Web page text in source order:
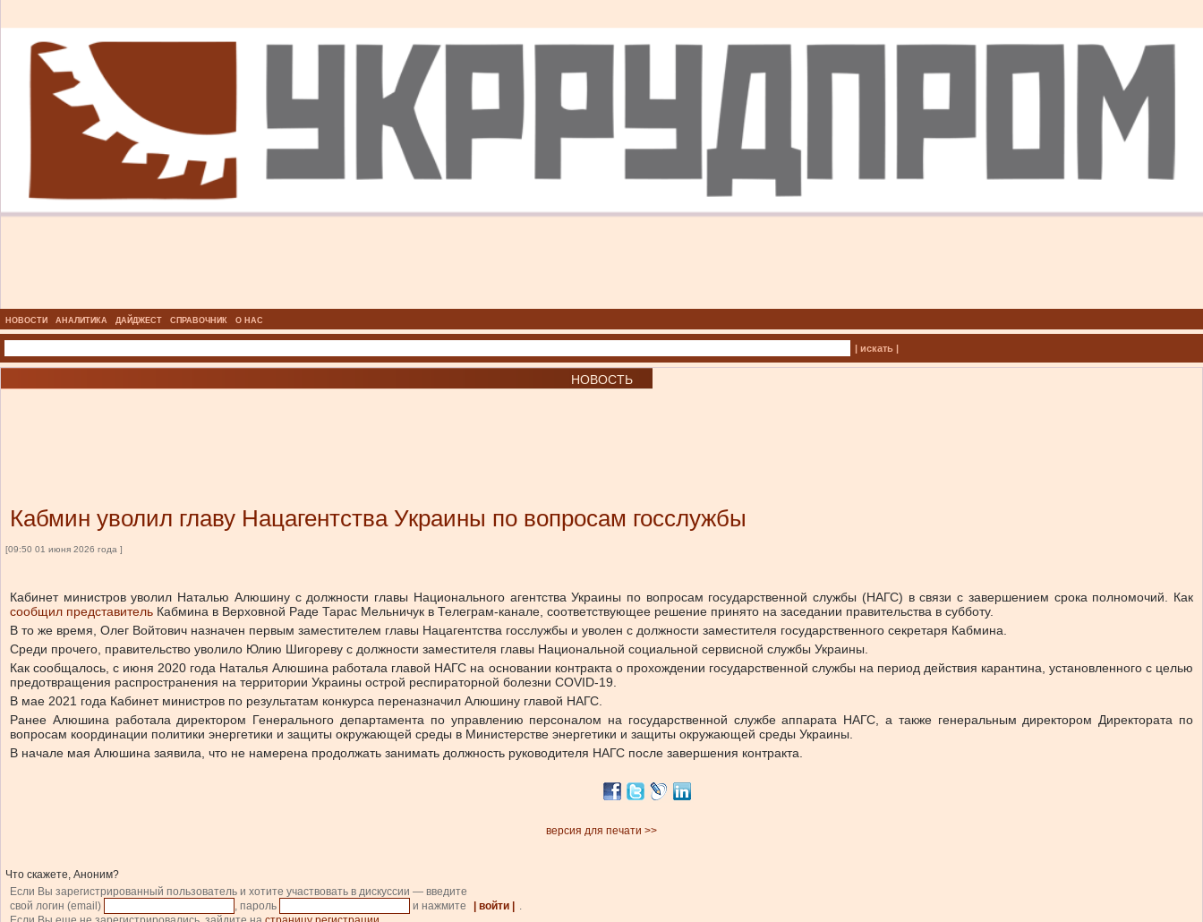
НОВОСТИ АНАЛИТИКА ДАЙДЖЕСТ СПРАВОЧНИК О НАС
| искать |
НОВОСТЬ
Кабмин уволил главу Нацагентства Украины по вопросам госслужбы
[09:50 01 июня 2026 года ]
Кабинет министров уволил Наталью Алюшину с должности главы Национального агентства Украины по вопросам государственной службы (НАГС) в связи с завершением срока полномочий. Как
сообщил представитель Кабмина в Верховной Раде Тарас Мельничук в Телеграм-канале, соответствующее решение принято на заседании правительства в субботу.
В то же время, Олег Войтович назначен первым заместителем главы Нацагентства госслужбы и уволен с должности заместителя государственного секретаря Кабмина.
Среди прочего, правительство уволило Юлию Шигореву с должности заместителя главы Национальной социальной сервисной службы Украины.
Как сообщалось, с июня 2020 года Наталья Алюшина работала главой НАГС на основании контракта о прохождении государственной службы на период действия карантина, установленного с целью
предотвращения распространения на территории Украины острой респираторной болезни CОVID-19.
В мае 2021 года Кабинет министров по результатам конкурса переназначил Алюшину главой НАГС.
Ранее Алюшина работала директором Генерального департамента по управлению персоналом на государственной службе аппарата НАГС, а также генеральным директором Директората по
вопросам координации политики энергетики и защиты окружающей среды в Министерстве энергетики и защиты окружающей среды Украины.
В начале мая Алюшина заявила, что не намерена продолжать занимать должность руководителя НАГС после завершения контракта.
версия для печати >>
Что скажете, Аноним?
Если Вы зарегистрированный пользователь и хотите участвовать в дискуссии — введите
свой логин (email)
, пароль и нажмите | войти |
.